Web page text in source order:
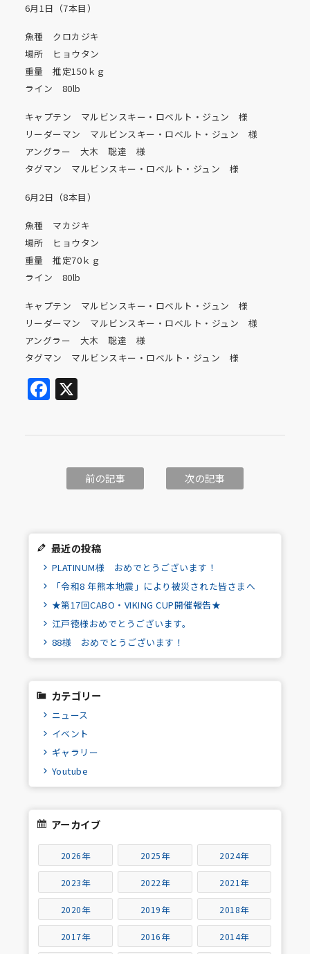
6月1日（7本目）
魚種 クロカジキ
場所 ヒョウタン
重量 推定150ｋｇ
ライン 80lb
キャプテン マルビンスキー・ロベルト・ジュン 様
リーダーマン マルビンスキー・ロベルト・ジュン 様
アングラー 大木 聡達 様
タグマン マルビンスキー・ロベルト・ジュン 様
6月2日（8本目）
魚種 マカジキ
場所 ヒョウタン
重量 推定70ｋｇ
ライン 80lb
キャプテン マルビンスキー・ロベルト・ジュン 様
リーダーマン マルビンスキー・ロベルト・ジュン 様
アングラー 大木 聡達 様
タグマン マルビンスキー・ロベルト・ジュン 様
Facebook
X
前の記事 次の記事
最近の投稿
PLATINUM様 おめでとうございます！
「令和8 年熊本地震」により被災された皆さまへ
★第17回CABO・VIKING CUP開催報告★
江戸徳様おめでとうございます。
88様 おめでとうございます！
カテゴリー
ニュース
イベント
ギャラリー
Youtube
アーカイブ
2026年 2025年 2024年
2023年 2022年 2021年
2020年 2019年 2018年
2017年 2016年 2014年